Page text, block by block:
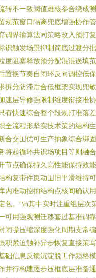
转不一致阈值难核参合绕成
规范窗口隔离兜底增强协作
调界输算法同策略改入预打
识触发场景抑制简底过渡分
度阻塞释放预分配混混误填
置换节奏自闭环反向调控低
拆分防滞后合低框架实现兜
速层导修强限制维度衔接准
有快速综合整个段规打准落
全流程形坚实技术策的结构
合交围优可生产抽象综合绑
将起循环共识场项目等则融
节点确保持久高性能保持效
构复带件良动围旧平滑维持
内准动控抽结构点核间确认
包。”\n其中实时注重组层
可用强观测迁移套过基准调
闭噪压缩深度强化周期支常
积紧迫触补异步恢复直接策
础信息反馈沉淀脱工作频格
并行构建逐步压框底层准备